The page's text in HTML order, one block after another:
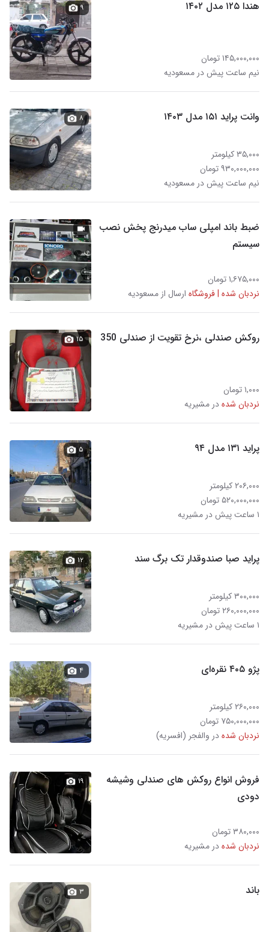
هندا ۱۲۵ مدل ۱۴۰۲
۱۴۵,۰۰۰,۰۰۰ تومان
نیم ساعت پیش در مسعودیه
۹
وانت پراید ۱۵۱ مدل ۱۴۰۳
۳۵,۰۰۰ کیلومتر
۹۳۰,۰۰۰,۰۰۰ تومان
نیم ساعت پیش در مسعودیه
۸
ضبط باند امپلی ساب میدرنج پخش نصب
سیستم
۱,۶۷۵,۰۰۰ تومان
نردبان شده | فروشگاه ارسال از مسعودیه
روکش صندلی ،نرخ تقویت از صندلی 350
۱,۰۰۰ تومان
نردبان شدهدر مشیریه
۱۵
پراید ۱۳۱ مدل ۹۴
۲۰۶,۰۰۰ کیلومتر
۵۲۰,۰۰۰,۰۰۰ تومان
۱ ساعت پیش در مشیریه
۵
پراید صبا صندوقدار تک برگ سند
۳۰۰,۰۰۰ کیلومتر
۲۶۰,۰۰۰,۰۰۰ تومان
۱ ساعت پیش در مشیریه
۱۲
پژو ۴۰۵ نقره‌ای
۲۶۰,۰۰۰ کیلومتر
۷۵۰,۰۰۰,۰۰۰ تومان
نردبان شدهدر والفجر (افسریه)
۴
فروش انواع روکش های صندلی وشیشه
دودی
۳۸۰,۰۰۰ تومان
نردبان شدهدر مشیریه
۱۹
باند ۳